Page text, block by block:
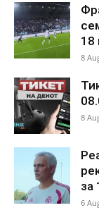
18
8
8
за
6